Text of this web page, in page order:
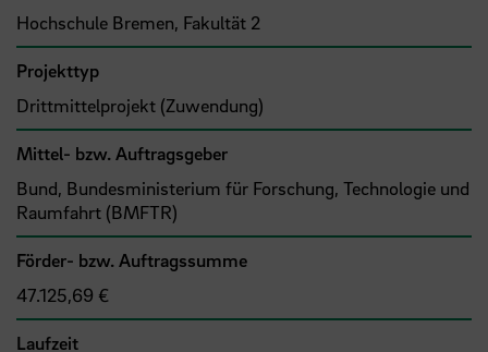
Hochschule Bremen, Fakultät 2
Projekttyp
Drittmittelprojekt (Zuwendung)
Mittel- bzw. Auftragsgeber
Bund, Bundesministerium für Forschung, Technologie und
Raumfahrt (BMFTR)
Förder- bzw. Auftragssumme
47.125,69 €
Laufzeit